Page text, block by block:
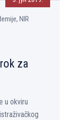
NIR
za
u okviru